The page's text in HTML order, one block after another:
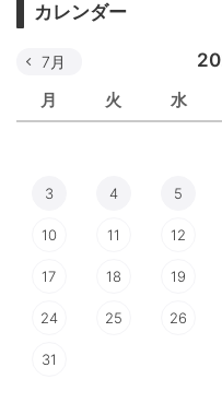
カレンダー
月 火 水
7月
3 4 5
10 11 12
17 18 19
24 25 26
31